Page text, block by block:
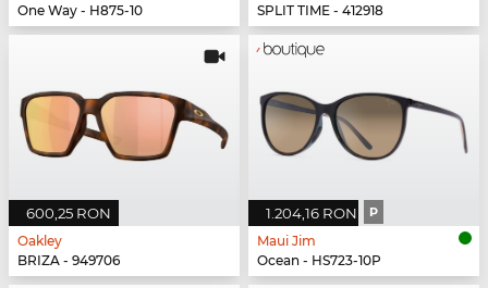
One Way - H875-10
SPLIT TIME - 412918
600,25 RON
Oakley
BRIZA - 949706
1.204,16 RON P
Maui Jim
Ocean - HS723-10P